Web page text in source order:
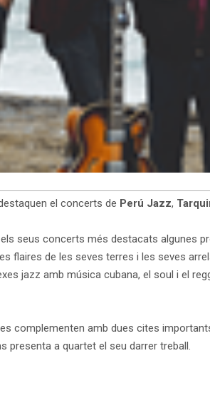
el concerts de Perú Jazz,
seus concerts més destacats algunes
flaires de les seves terres i les seves
jazz amb música cubana, el soul i el
complementen amb dues cites
presenta a quartet el seu darrer treball.